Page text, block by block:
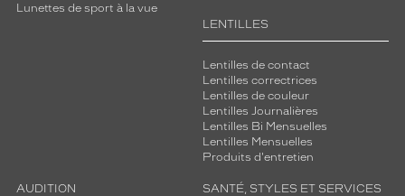
Lunettes de sport à la vue
LENTILLES
Lentilles de contact
Lentilles correctrices
Lentilles de couleur
Lentilles Journalières
Lentilles Bi Mensuelles
Lentilles Mensuelles
Produits d'entretien
AUDITION SANTÉ, STYLES ET SERVICES